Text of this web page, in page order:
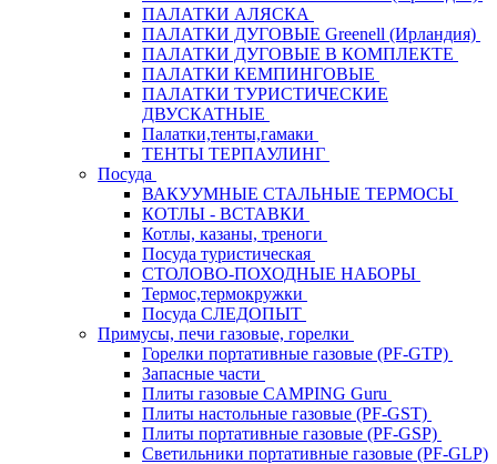
ПАЛАТКИ АЛЯСКА
ПАЛАТКИ ДУГОВЫЕ Greenell (Ирландия)
ПАЛАТКИ ДУГОВЫЕ В КОМПЛЕКТЕ
ПАЛАТКИ КЕМПИНГОВЫЕ
ПАЛАТКИ ТУРИСТИЧЕСКИЕ
ДВУСКАТНЫЕ
Палатки,тенты,гамаки
ТЕНТЫ ТЕРПАУЛИНГ
Посуда
ВАКУУМНЫЕ СТАЛЬНЫЕ ТЕРМОСЫ
КОТЛЫ - ВСТАВКИ
Котлы, казаны, треноги
Посуда туристическая
СТОЛОВО-ПОХОДНЫЕ НАБОРЫ
Термос,термокружки
Посуда СЛЕДОПЫТ
Примусы, печи газовые, горелки
Горелки портативные газовые (PF-GTP)
Запасные части
Плиты газовые CAMPING Guru
Плиты настольные газовые (PF-GST)
Плиты портативные газовые (PF-GSP)
Светильники портативные газовые (PF-GLP)